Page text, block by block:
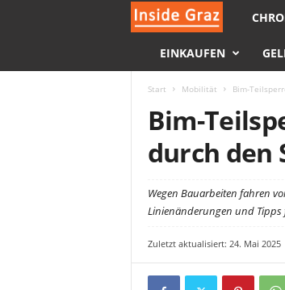
s
d
e
r
EINKAUFEN
Start Mobilität Bim-
Bim-
durch den
Wegen Bauarbeiten fahren
Linienänderungen und Tipps
Zuletzt aktualisiert: 24. Mai 2025